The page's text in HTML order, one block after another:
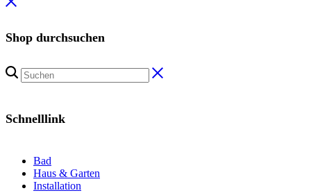
Shop durchsuchen
Schnelllink
Bad
Haus & Garten
Installation